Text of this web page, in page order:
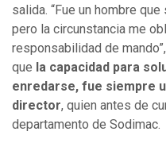
salida. “Fue un hombre
pero la circunstancia me
responsabilidad de
que la capacidad para
enredarse, fue siempre
director, quien antes de
departamento de Sodimac.